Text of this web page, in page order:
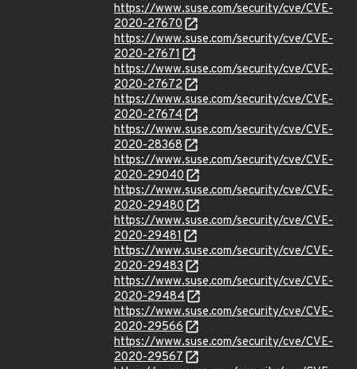
https://www.suse.com/security/cve/CVE-
2020-27670
https://www.suse.com/security/cve/CVE-
2020-27671
https://www.suse.com/security/cve/CVE-
2020-27672
https://www.suse.com/security/cve/CVE-
2020-27674
https://www.suse.com/security/cve/CVE-
2020-28368
https://www.suse.com/security/cve/CVE-
2020-29040
https://www.suse.com/security/cve/CVE-
2020-29480
https://www.suse.com/security/cve/CVE-
2020-29481
https://www.suse.com/security/cve/CVE-
2020-29483
https://www.suse.com/security/cve/CVE-
2020-29484
https://www.suse.com/security/cve/CVE-
2020-29566
https://www.suse.com/security/cve/CVE-
2020-29567